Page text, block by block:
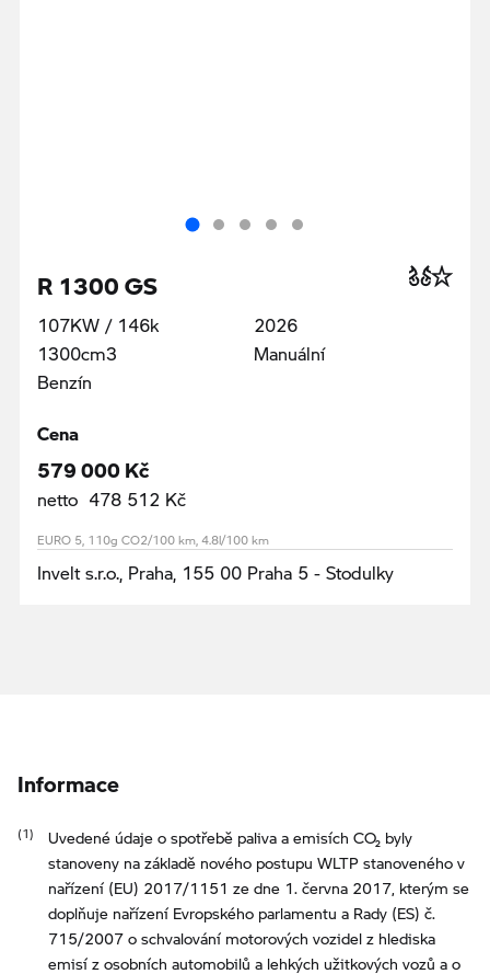
R 1300 GS
107KW / 146k
1300cm3
Benzín
2026
Manuální
Cena
579 000 Kč
netto 478 512 Kč
EURO 5, 110g CO2/100 km, 4.8l/100 km
Invelt s.r.o., Praha, 155 00 Praha 5 - Stodulky
Informace
Uvedené údaje o spotřebě paliva a emisích CO₂ byly
stanoveny na základě nového postupu WLTP stanoveného v
nařízení (EU) 2017/1151 ze dne 1. června 2017, kterým se
doplňuje nařízení Evropského parlamentu a Rady (ES) č.
715/2007 o schvalování motorových vozidel z hlediska
emisí z osobních automobilů a lehkých užitkových vozů a o